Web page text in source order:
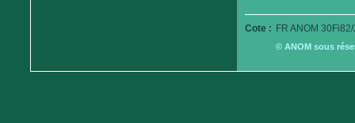
Cote : FR ANOM
© ANOM sous